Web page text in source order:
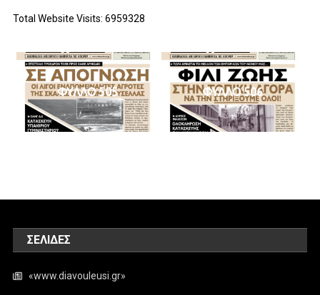
Total Website Visits: 6959328
ΦΥΛΛΟ 505 ΦΥΛΛΟ 506
ΣΕΛΊΔΕΣ
«www.diavouleusi.gr»